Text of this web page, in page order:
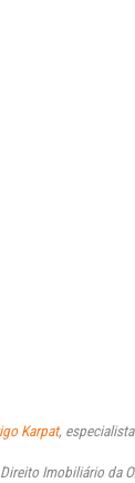
Karpat,
Imobiliário da